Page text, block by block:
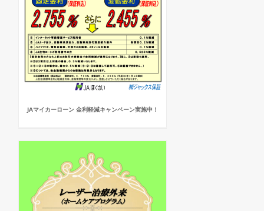
JAマイカーローン 金利軽減キャンペーン実施中！